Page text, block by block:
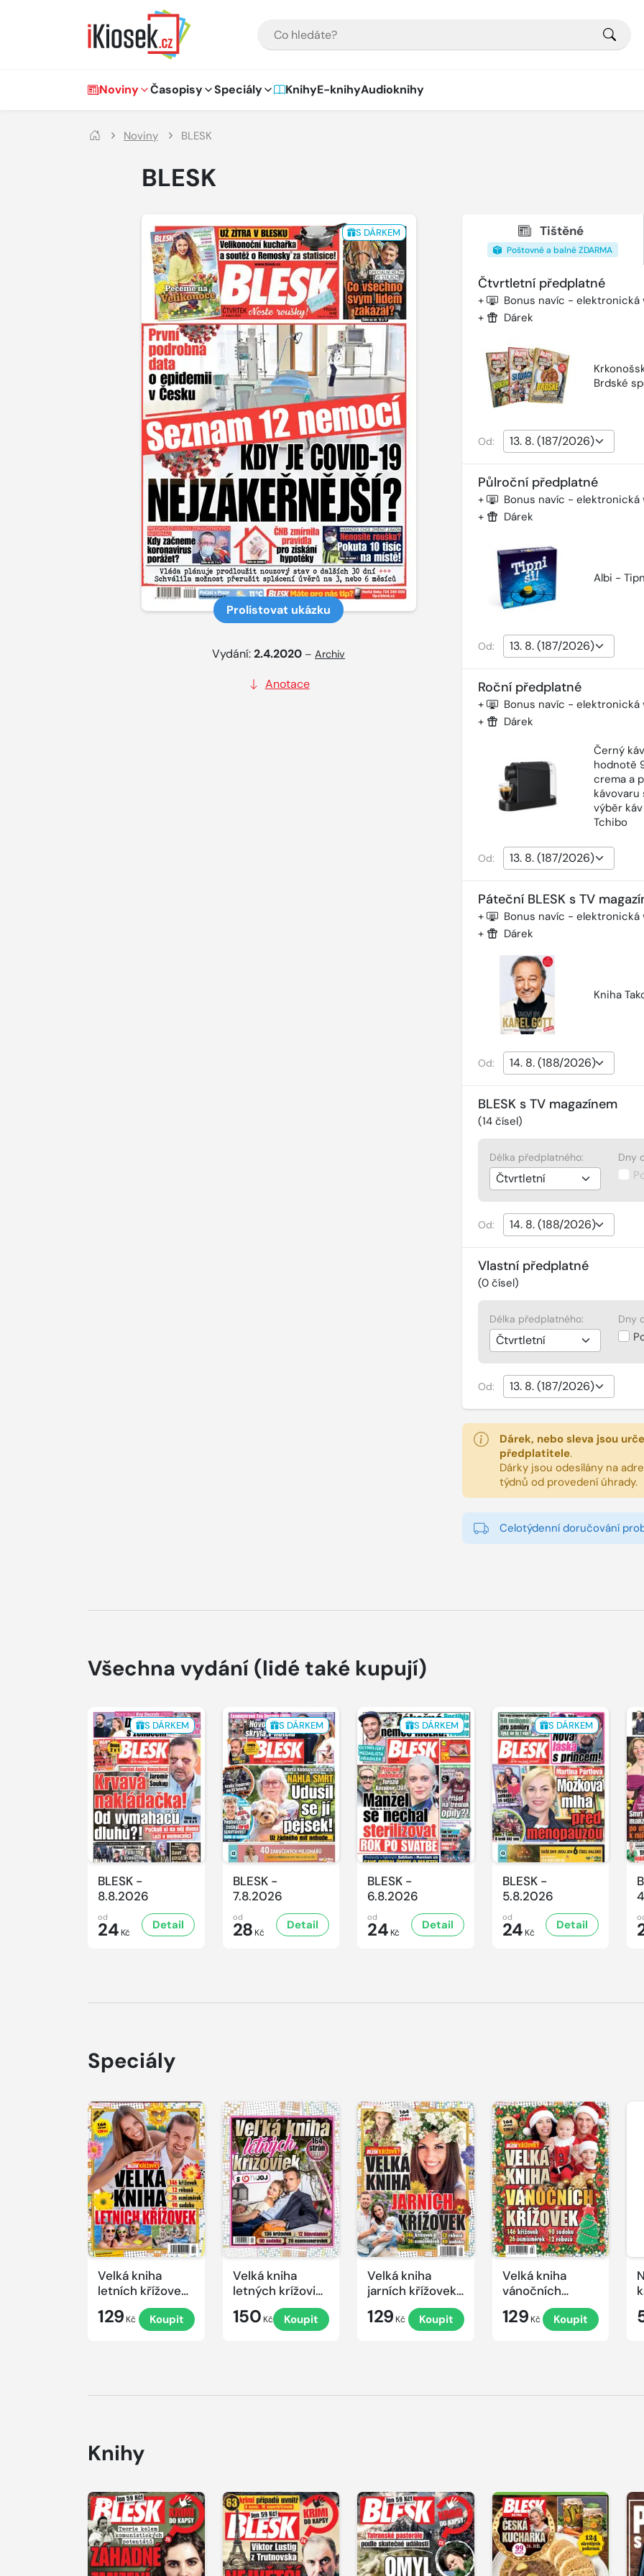
Hlavní navigace
Noviny Časopisy Speciály KnihyE-knihyAudioknihy
Noviny BLESK
BLESK
S DÁRKEM
Prolistovat ukázku
Vydání:2.4.2020 –Archiv
Anotace
Tištěné
Poštovné a balné ZDARMA
Čtvrtletní předplatné
+ Bonus navíc - elektronická
+ Dárek
Brdské
Od:
Půlroční předplatné
+ Bonus navíc - elektronická
+ Dárek
Albi -
Od:
Roční předplatné
+ Bonus navíc - elektronická
+
Dárek
Černý
hodnotě
crema a
kávovaru
výběr
Tchibo
Od:
Páteční BLESK s TV
+ Bonus navíc - elektronická
+ Dárek
Kniha
Od:
BLESK s TV magazínem
(14čísel)
Délka předplatného: Dny
Od:
Vlastní předplatné
(0čísel)
Délka předplatného: Dny
Od:
Dárek, nebo sleva jsou
předplatitele.
Dárky jsou odesílány na
týdnů od provedení úhrady.
Celotýdenní doručování
Všechna vydání (lidé také kupují)
S DÁRKEM
BLESK -
8.8.2026
od
24 Kč
Detail
S DÁRKEM
BLESK -
7.8.2026
od
28 Kč
Detail
S DÁRKEM
BLESK -
6.8.2026
od
24 Kč
Detail
S DÁRKEM
BLESK -
5.8.2026
od
24 Kč
Detail
Speciály
Velká kniha
letních křížovek
129 Kč Koupit
Velká kniha
letných krížoviek
s TV JOJ 2026
150 Kč Koupit
Velká kniha
jarních křížovek
129 Kč Koupit
Velká kniha
vánočních
křížovek 2025
129 Kč Koupit
Knihy